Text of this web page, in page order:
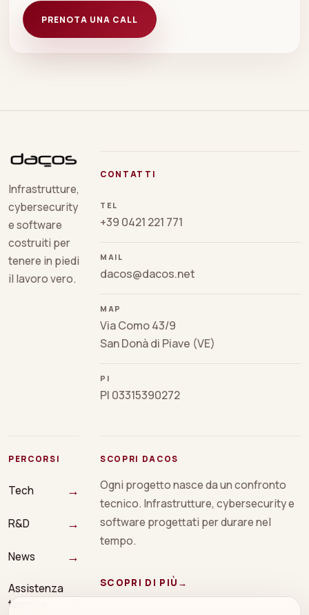
PRENOTA UNA CALL
Infrastrutture,
cybersecurity
e software
costruiti per
tenere in piedi
il lavoro vero.
CONTATTI
TEL
+39 0421 221 771
MAIL
dacos@dacos.net
MAP
Via Como 43/9
San Donà di Piave (VE)
PI
PI 03315390272
PERCORSI
Tech →
R&D →
News →
Assistenza
tecnica
→
SCOPRI DACOS
Ogni progetto nasce da un confronto
tecnico. Infrastrutture, cybersecurity e
software progettati per durare nel
tempo.
SCOPRI DI PIÙ →